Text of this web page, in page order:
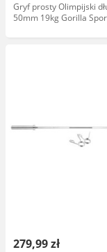
Gryf prosty Olimpijski
50mm 19kg Gorilla
279,99 zł